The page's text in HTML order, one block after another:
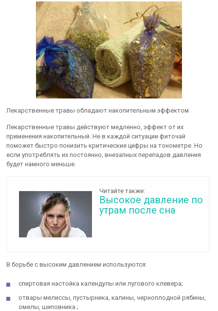
Лекарственные травы обладают накопительным эффектом
Лекарственные травы действуют медленно, эффект от их
применения накопительный. Не в каждой ситуации фиточай
поможет быстро понизить критические цифры на тонометре. Но
если употреблять их постоянно, внезапных перепадов давления
будет намного меньше.
Читайте также:
Высокое давление по
утрам после сна
В борьбе с высоким давлением используются:
спиртовая настойка календулы или лугового клевера;
отвары мелиссы, пустырника, калины, черноплодной рябины,
омелы, шиповника ;